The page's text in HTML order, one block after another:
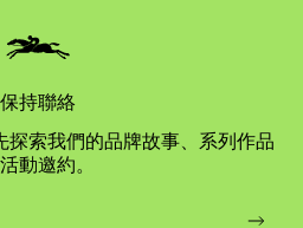
保持聯絡
探索我們的品牌故事、系列作品
動邀約。